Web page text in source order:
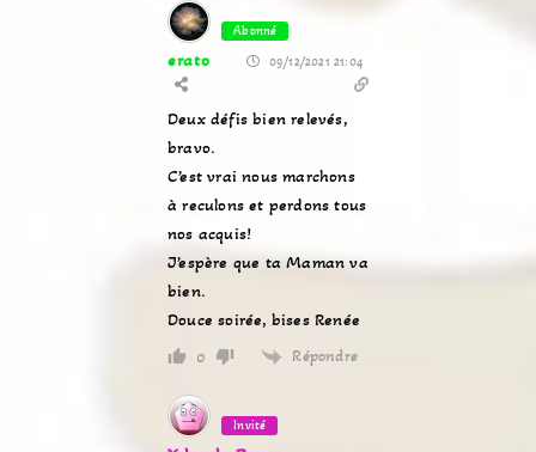
Abonné
erato 09/12/2021 21:04
Deux défis bien relevés,
bravo.
C’est vrai nous marchons
à reculons et perdons tous
nos acquis!
J’espère que ta Maman va
bien.
Douce soirée, bises Renée
0 Répondre
Invité